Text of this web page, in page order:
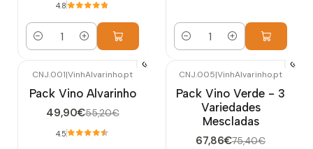
4.8
Cantidad Cantidad
CNJ.001|VinhAlvarinho.pt
Pack Vino Alvarinho
49,90€55,20€
4.5
CNJ.005|VinhAlvarinho.pt
Pack Vino Verde - 3
Variedades
Mescladas
67,86€75,40€